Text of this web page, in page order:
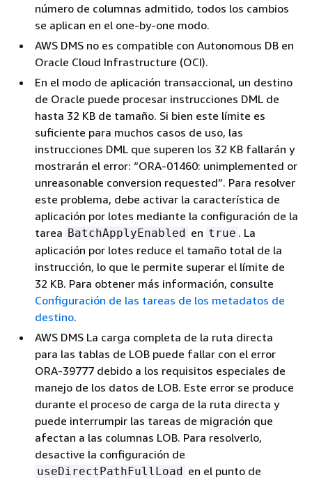
número de columnas admitido, todos los cambios
se aplican en el one-by-one modo.
AWS DMS no es compatible con Autonomous DB en
Oracle Cloud Infrastructure (OCI).
En el modo de aplicación transaccional, un destino
de Oracle puede procesar instrucciones DML de
hasta 32 KB de tamaño. Si bien este límite es
suficiente para muchos casos de uso, las
instrucciones DML que superen los 32 KB fallarán y
mostrarán el error: “ORA-01460: unimplemented or
unreasonable conversion requested”. Para resolver
este problema, debe activar la característica de
aplicación por lotes mediante la configuración de la
tarea BatchApplyEnabled en true . La
aplicación por lotes reduce el tamaño total de la
instrucción, lo que le permite superar el límite de
32 KB. Para obtener más información, consulte
Configuración de las tareas de los metadatos de
destino.
AWS DMS La carga completa de la ruta directa
para las tablas de LOB puede fallar con el error
ORA-39777 debido a los requisitos especiales de
manejo de los datos de LOB. Este error se produce
durante el proceso de carga de la ruta directa y
puede interrumpir las tareas de migración que
afectan a las columnas LOB. Para resolverlo,
desactive la configuración de
useDirectPathFullLoad en el punto de